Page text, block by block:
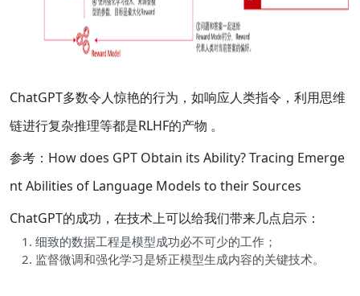
ChatGPT多数令人惊艳的行为，如响应人类指令，利用思维
链进行复杂推理等都是RLHF的产物 。
参考：How does GPT Obtain its Ability? Tracing Emerge
nt Abilities of Language Models to their Sources
ChatGPT的成功，在技术上可以给我们带来几点启示：
细致的数据工程是模型成功必不可少的工作；
监督微调和强化学习是矫正模型生成内容的关键技术。